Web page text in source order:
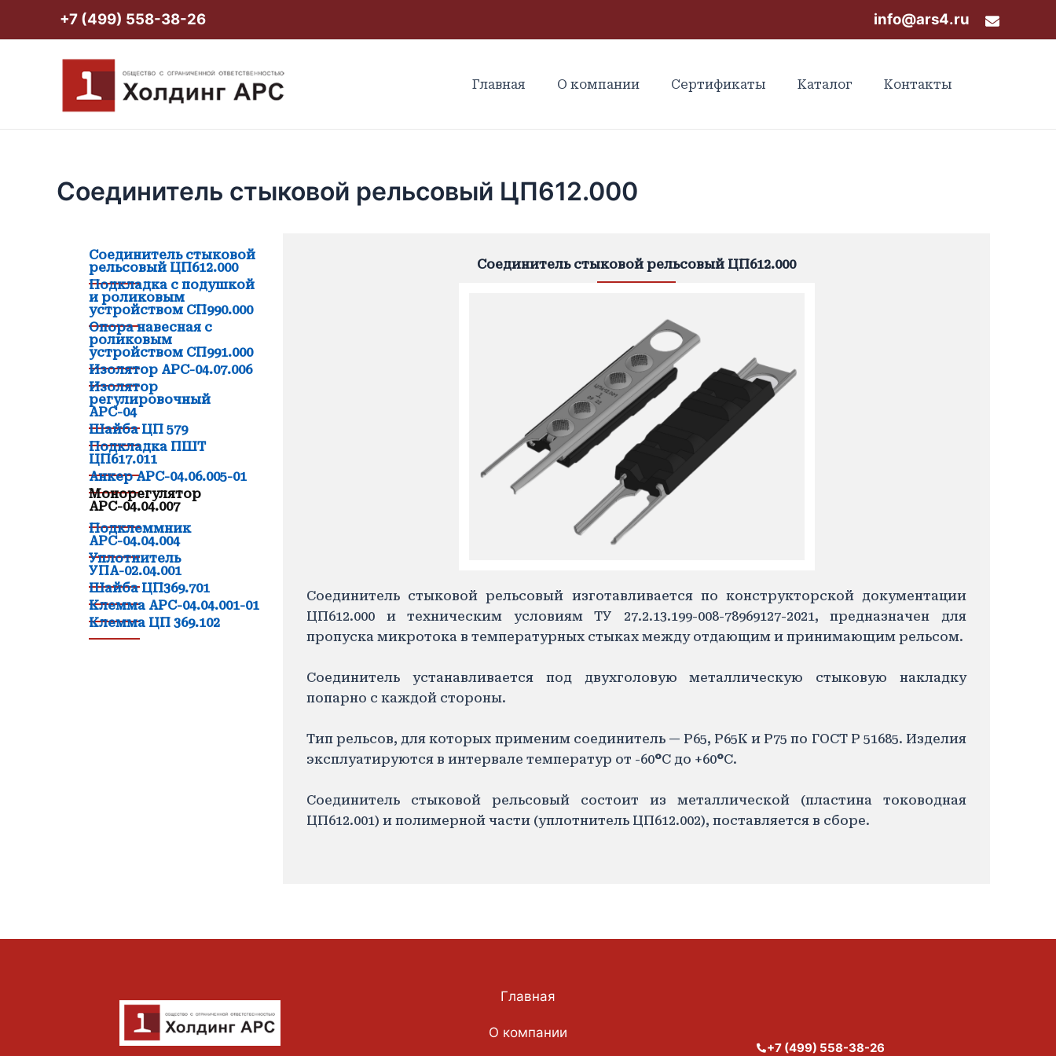
+7 (499) 558-38-26 info@ars4.ru
Главная О компании Сертификаты Каталог Контакты
Соединитель стыковой рельсовый ЦП612.000
Соединитель стыковой
рельсовый ЦП612.000
Подкладка с подушкой
и роликовым
устройством СП990.000
Опора навесная с
роликовым
устройством СП991.000
Изолятор АРС-04.07.006
Изолятор
регулировочный
АРС-04
Шайба ЦП 579
Подкладка ПШТ
ЦП617.011
Анкер АРС-04.06.005-01
Монорегулятор
АРС-04.04.007
Подклеммник
АРС-04.04.004
Уплотнитель
УПА-02.04.001
Шайба ЦП369.701
Клемма АРС-04.04.001-01
Клемма ЦП 369.102
Соединитель стыковой рельсовый ЦП612.000
Соединитель стыковой рельсовый изготавливается по конструкторской документации
ЦП612.000 и техническим условиям ТУ 27.2.13.199-008-78969127-2021, предназначен для
пропуска микротока в температурных стыках между отдающим и принимающим рельсом.
Соединитель устанавливается под двухголовую металлическую стыковую накладку
попарно с каждой стороны.
Тип рельсов, для которых применим соединитель — Р65, Р65К и Р75 по ГОСТ Р 51685. Изделия
эксплуатируются в интервале температур от -60°С до +60°С.
Соединитель стыковой рельсовый состоит из металлической (пластина тоководная
ЦП612.001) и полимерной части (уплотнитель ЦП612.002), поставляется в сборе.
Главная
О компании
+7 (499) 558-38-26